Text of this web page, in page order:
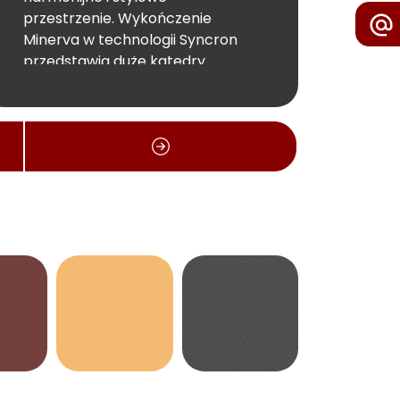
przestrzenie. Wykończenie
Minerva w technologii Syncron
przedstawia duże katedry
Idealnie nadaje się do łączenia z
solidnymi, metalicznymi i
pastelowymi wzorami.